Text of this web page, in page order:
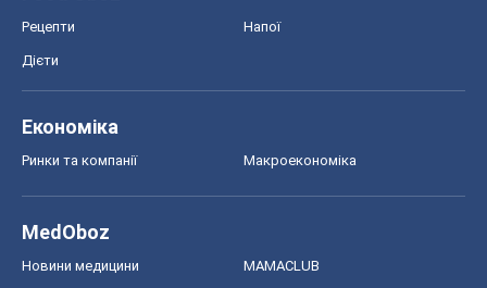
Рецепти Напої
Дієти
Економіка
Ринки та компанії Макроекономіка
MedOboz
Новини медицини MAMACLUB